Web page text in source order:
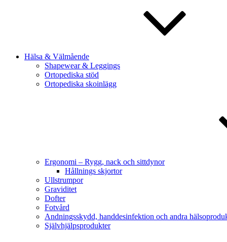
Hälsa & Välmående
Shapewear & Leggings
Ortopediska stöd
Ortopediska skoinlägg
Ergonomi – Rygg, nack och sittdynor
Hållnings skjortor
Ullstrumpor
Graviditet
Dofter
Fotvård
Andningsskydd, handdesinfektion och andra
Självhjälpsprodukter